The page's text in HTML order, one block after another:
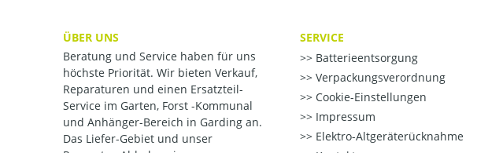
ÜBER UNS
Beratung und Service haben für uns
höchste Priorität. Wir bieten Verkauf,
Reparaturen und einen Ersatzteil-
Service im Garten, Forst -Kommunal
und Anhänger-Bereich in Garding an.
Das Liefer-Gebiet und unser
SERVICE
Batterieentsorgung
Verpackungsverordnung
Cookie-Einstellungen
Impressum
Elektro-Altgeräterücknahme